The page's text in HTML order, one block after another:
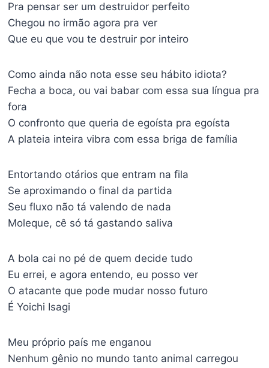
Pra pensar ser um destruidor perfeito
Chegou no irmão agora pra ver
Que eu que vou te destruir por inteiro
Como ainda não nota esse seu hábito idiota?
Fecha a boca, ou vai babar com essa sua língua pra
fora
O confronto que queria de egoísta pra egoísta
A plateia inteira vibra com essa briga de família
Entortando otários que entram na fila
Se aproximando o final da partida
Seu fluxo não tá valendo de nada
Moleque, cê só tá gastando saliva
A bola cai no pé de quem decide tudo
Eu errei, e agora entendo, eu posso ver
O atacante que pode mudar nosso futuro
É Yoichi Isagi
Meu próprio país me enganou
Nenhum gênio no mundo tanto animal carregou